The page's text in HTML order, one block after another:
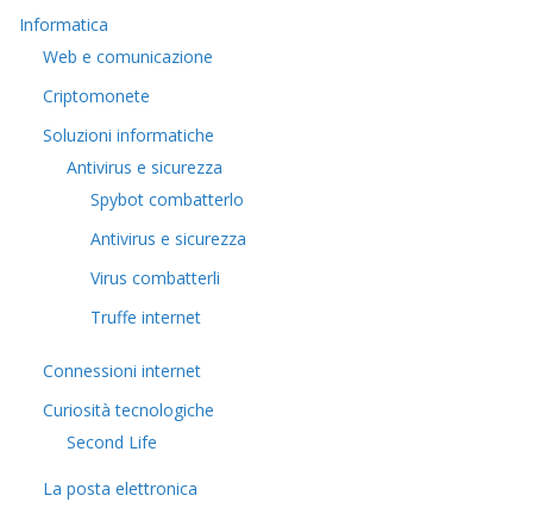
Informatica
Web e comunicazione
Criptomonete
Soluzioni informatiche
Antivirus e sicurezza
Spybot combatterlo
Antivirus e sicurezza
Virus combatterli
Truffe internet
Connessioni internet
Curiosità tecnologiche
​Second Life
La posta elettronica